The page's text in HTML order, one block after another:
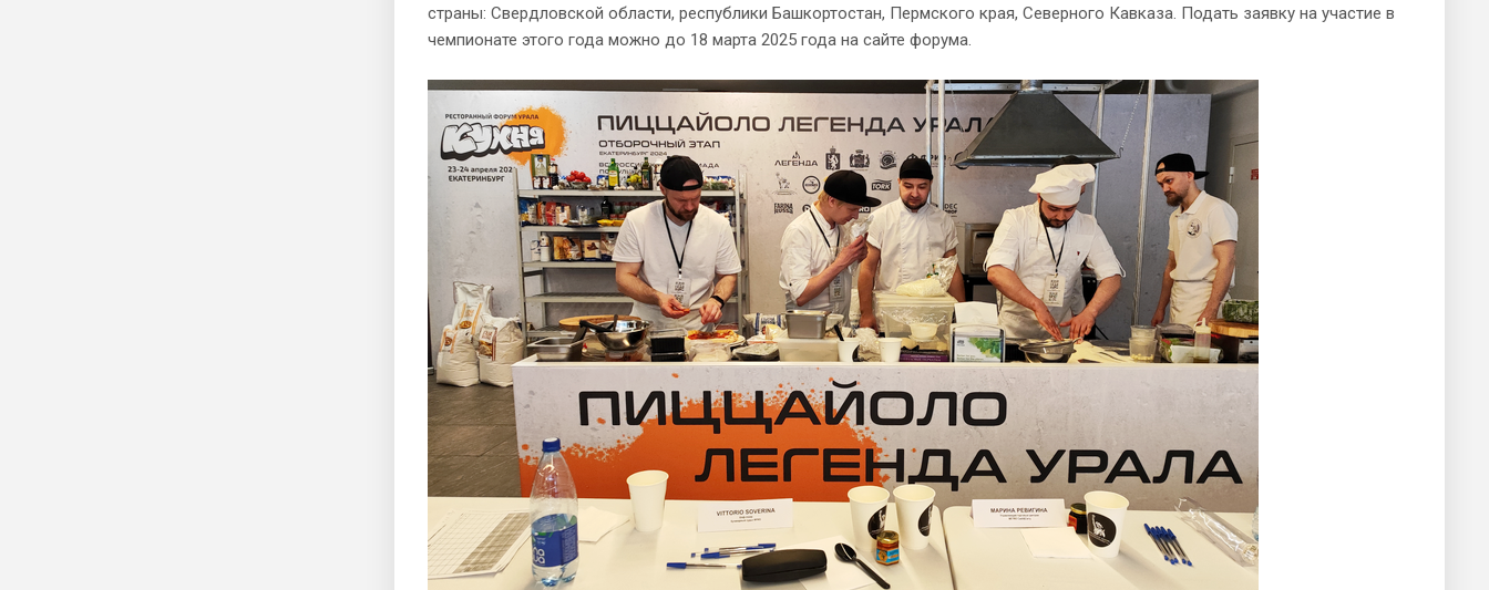
страны: Свердловской области, республики Башкортостан, Пермского края, Северного Кавказа. Подать заявку на участие в
чемпионате этого года можно до 18 марта 2025 года на сайте форума.